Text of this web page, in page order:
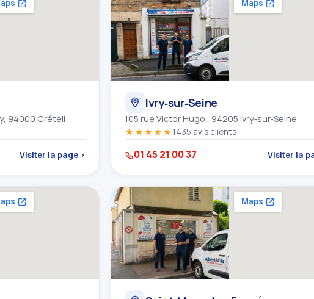
94000 Créteil
Visiter la page ›
Ivry‑sur‑Seine
105 rue Victor Hugo , 94205 Ivry‑sur‑Seine
★★★★★1435 avis clients
01 45 21 00 37 Visiter la